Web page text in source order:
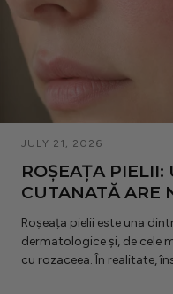
JULY 21, 2026
ROȘEAȚA
CUTANATĂ ARE
Roșeața pielii este una
dermatologice și, de cele
cu rozaceea. În realitate,